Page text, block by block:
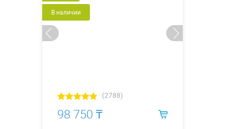
В наличии
(2788)
98 750 ₸